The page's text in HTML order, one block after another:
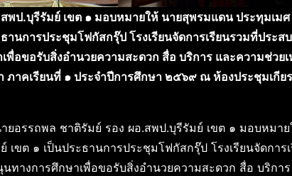
พป.บุรีรัมย์ เขต ๑ มอบหมายให้ นายสุพรมแดน ประทุมเมศ
านการประชุมโฟกัสกรุ๊ป โรงเรียนจัดการเรียนรวมที่ประส
พื่อขอรับสิ่งอำนวยความสะดวก สื่อ บริการ และความช่วย
าคเรียนที่ ๑ ประจำปีการศึกษา ๒๕๖๙ ณ ห้องประชุมเกีย
อรรถพล ชาติรัมย์ รอง ผอ.สพป.บุรีรัมย์ เขต ๑ มอบหมา
เขต ๑ เป็นประธานการประชุมโฟกัสกรุ๊ป โรงเรียนจัดการ
นทางการศึกษาเพื่อขอรับสิ่งอำนวยความสะดวก สื่อ บริกา